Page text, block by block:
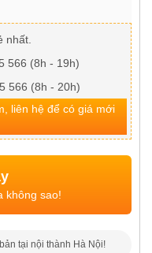
nhất.
566 (8h - 19h)
566 (8h - 20h)
liên hệ để có giá mới
không sao!
tại nội thành Hà Nội!